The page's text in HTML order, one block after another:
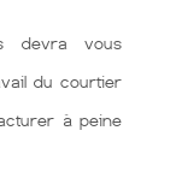
devra vous
du courtier
à peine